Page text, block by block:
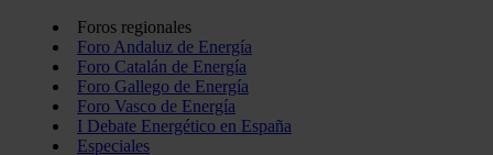
Foros regionales
Foro Andaluz de Energía
Foro Catalán de Energía
Foro Gallego de Energía
Foro Vasco de Energía
I Debate Energético en España
Especiales